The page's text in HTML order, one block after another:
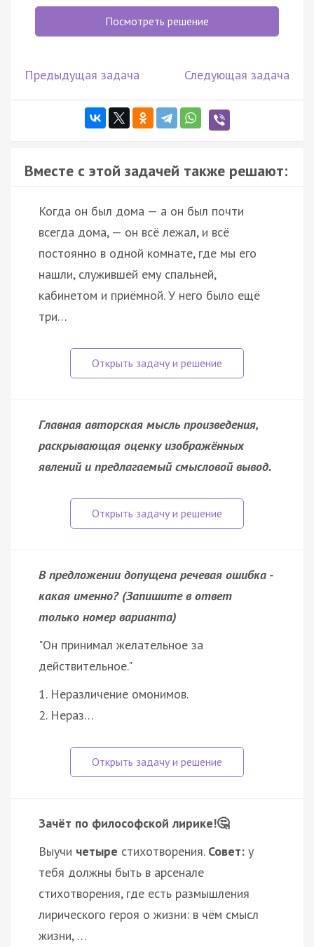
Посмотреть решение
Предыдущая задача Следующая задача
Вместе с этой задачей также решают:
Когда он был дома — а он был почти
всегда дома, — он всё лежал, и всё
постоянно в одной комнате, где мы его
нашли, служившей ему спальней,
кабинетом и приёмной. У него было ещё
три…
Главная авторская мысль произведения,
раскрывающая оценку изображённых
явлений и предлагаемый смысловой вывод.
В предложении допущена речевая ошибка -
какая именно? (Запишите в ответ
только номер варианта)
"Он принимал желательное за
действительное."
1. Неразличение омонимов.
2. Нераз…
Зачёт по философской лирике!🤔
Выучи четыре стихотворения. Совет: у
тебя должны быть в арсенале
стихотворения, где есть размышления
лирического героя о жизни: в чём смысл
жизни, …